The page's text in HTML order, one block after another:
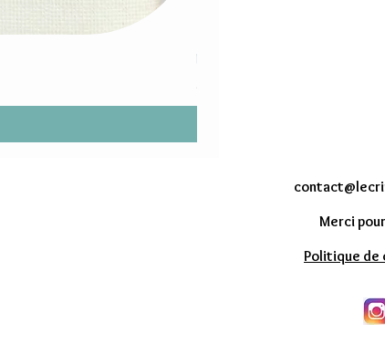
Rêveuse - Bague petit GALET
23,00 €
Merci
Politique